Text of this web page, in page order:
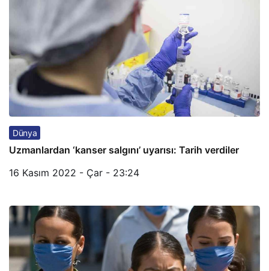
Dünya
Uzmanlardan ‘kanser salgını’ uyarısı: Tarih verdiler
16 Kasım 2022 - Çar - 23:24